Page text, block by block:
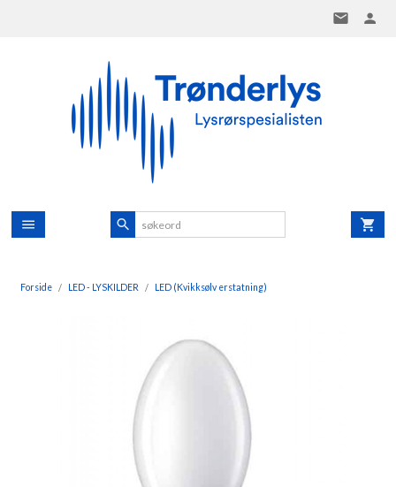
Forside LED - LYSKILDER LED (Kvikksølv erstatning)